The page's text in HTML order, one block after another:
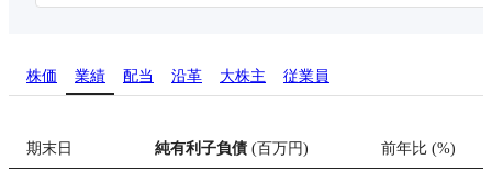
株価 業績 配当 沿革 大株主 従業員
期末日 純有利子負債 (百万円) 前年比 (%)